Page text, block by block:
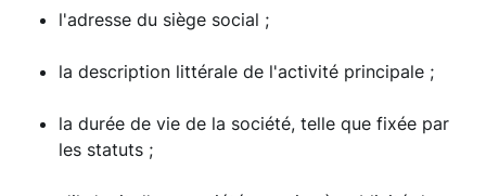
l'adresse du siège social ;
la description littérale de l'activité principale ;
la durée de vie de la société, telle que fixée par
les statuts ;